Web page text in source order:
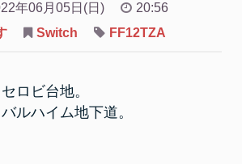
年06月05日(日)
20:56
on
ZODIAC
AGE
Switch FF12TZA
ロビ台地。
ルハイム地下道。